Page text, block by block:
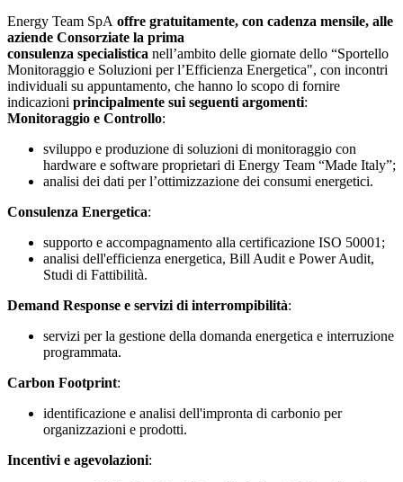
Energy Team SpA offre gratuitamente, con cadenza mensile, alle
aziende Consorziate la prima
consulenza specialistica nell’ambito delle giornate dello “Sportello
Monitoraggio e Soluzioni per l’Efficienza Energetica", con incontri
individuali su appuntamento, che hanno lo scopo di fornire
indicazioni principalmente sui seguenti argomenti:
Monitoraggio e Controllo:
sviluppo e produzione di soluzioni di monitoraggio con
hardware e software proprietari di Energy Team “Made Italy”;
analisi dei dati per l’ottimizzazione dei consumi energetici.
Consulenza Energetica:
supporto e accompagnamento alla certificazione ISO 50001;
analisi dell'efficienza energetica, Bill Audit e Power Audit,
Studi di Fattibilità.
Demand Response e servizi di interrompibilità:
servizi per la gestione della domanda energetica e interruzione
programmata.
Carbon Footprint:
identificazione e analisi dell'impronta di carbonio per
organizzazioni e prodotti.
Incentivi e agevolazioni: